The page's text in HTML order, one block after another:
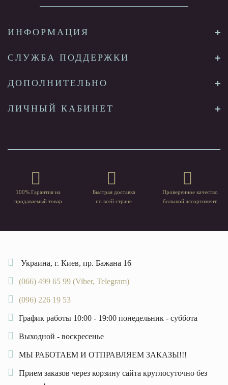
ИНФОРМАЦИЯ
СЛУЖБА ПОДДЕРЖКИ
ДОПОЛНИТЕЛЬНО
ЛИЧНЫЙ КАБИНЕТ
100% Гарантия на
продаваемый товар
Быстрая доставка
по всей стране
Проверенное качество
большой ассортимент
Украина, г. Киев, пр. Бажана 16
(066) 499 65 99 (Viber, Telegram)
(096) 226 19 53
График работы 10:00 - 19:00 понедельник - суббота
Выходной - воскресенье
МЫ РАБОТАЕМ И ОТПРАВЛЯЕМ ЗАКАЗЫ!!!
Прием заказов через корзину сайта круглосуточно без